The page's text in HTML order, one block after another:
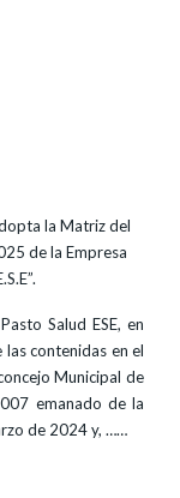
la Matriz del
de la Empresa
Salud ESE, en
las contenidas en el
Municipal de
emanado de la
de 2024 y, ……